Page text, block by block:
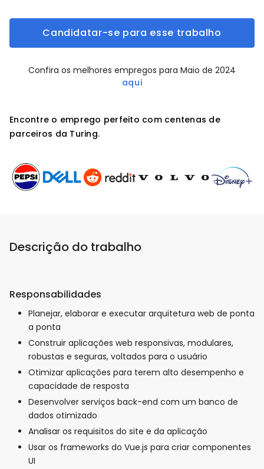
Candidatar-se para esse trabalho
Confira os melhores empregos para Maio de 2024
aqui
Encontre o emprego perfeito com centenas de
parceiros da Turing.
Descrição do trabalho
Responsabilidades
Planejar, elaborar e executar arquitetura web de ponta
a ponta
Construir aplicações web responsivas, modulares,
robustas e seguras, voltados para o usuário
Otimizar aplicações para terem alto desempenho e
capacidade de resposta
Desenvolver serviços back-end com um banco de
dados otimizado
Analisar os requisitos do site e da aplicação
Usar os frameworks do Vue.js para criar componentes
UI